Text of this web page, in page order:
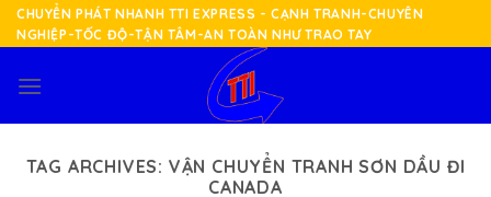
Skip
to
CHUYỂN PHÁT NHANH TTI EXPRESS - CẠNH TRANH-CHUYÊN
NGHIỆP-TỐC ĐỘ-TẬN TÂM-AN TOÀN NHƯ TRAO TAY
TAG ARCHIVES: VẬN CHUYỂN TRANH SƠN DẦU ĐI
CANADA